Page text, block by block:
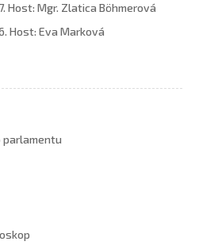
Host: Mgr. Zlatica Böhmerová
Host: Eva Marková
parlamentu